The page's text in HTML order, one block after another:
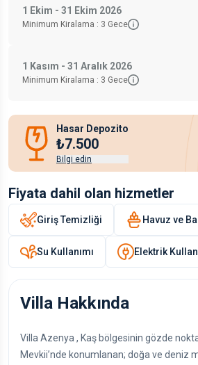
1 Ekim - 31 Ekim 2026
Minimum Kiralama : 3 Gece
1 Kasım - 31 Aralık 2026
Minimum Kiralama : 3 Gece
Hasar Depozito
₺7.500
Bilgi edin
Fiyata dahil olan hizmetler
Giriş Temizliği Havuz ve
Su Kullanımı Elektrik
Villa Hakkında
Villa Azenya , Kaş bölgesinin gözde
Mevkii’nde konumlanan; doğa ve deniz